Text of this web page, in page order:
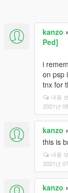
kanzo
Ped]
i
on psp
tnx for
내용
2021년
kanzo
this is
내용
2021년
kanzo